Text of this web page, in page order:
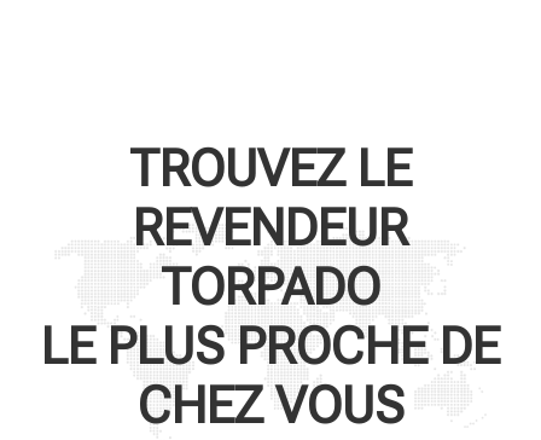
TROUVEZ LE
REVENDEUR
TORPADO
LE PLUS PROCHE DE
CHEZ VOUS